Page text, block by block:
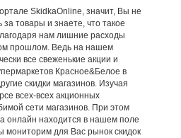
SkidkaOnline, значит, Вы не
товары и знаете, что такое
нам лишние расходы
прошлом. Ведь на нашем
все свеженькие акции и
Красное&Белое в
скидки магазинов. Изучая
всех-всех акционных
сети магазинов. При этом
онлайн находится в нашем поле
мониторим для Вас рынок скидок